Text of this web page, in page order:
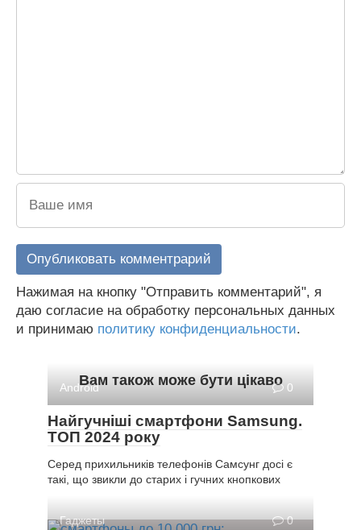
Нажимая на кнопку "Отправить комментарий", я
даю согласие на обработку персональных данных
и принимаю политику конфиденциальности.
Вам також може бути цікаво
Android 0
Найгучніші смартфони Samsung.
ТОП 2024 року
Серед прихильників телефонів Самсунг досі є
такі, що звикли до старих і гучних кнопкових
Гаджеты 0